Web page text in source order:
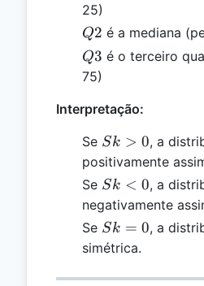
25)
Q2
Q2 é a mediana
Q3
Q3 é o terceiro
75)
Interpretação:
Se Sk
>
0
Sk > 0, a
positivamente
Se Sk
<
0
Sk < 0, a
negativamente
Se Sk
=
Sk = 0, a
simétrica.